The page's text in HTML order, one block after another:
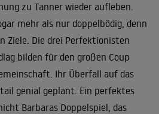
zu Tanner wieder aufleben.
mehr als nur doppelbödig, denn
Ziele. Die drei Perfektionisten
bilden für den großen Coup
Ihr Überfall auf das
genial geplant. Ein perfektes
Barbaras Doppelspiel, das